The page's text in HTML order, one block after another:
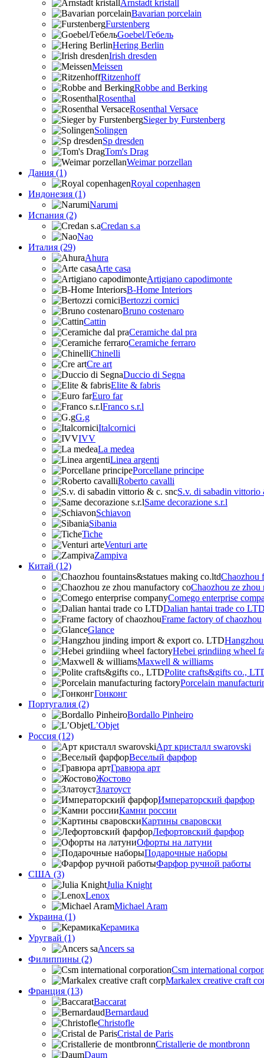
Arnstadt kristall
Bavarian porcelain
Furstenberg
Goebel/Гебель
Hering Berlin
Irish dresden
Meissen
Ritzenhoff
Robbe and Berking
Rosenthal
Rosenthal Versace
Sieger by Furstenberg
Solingen
Sp dresden
Tom's Drag
Weimar porzellan
Дания (1)
Royal copenhagen
Индонезия (1)
Narumi
Испания (2)
Credan s.a
Nao
Италия (29)
Ahura
Arte casa
Artigiano capodimonte
B-Home Interiors
Bertozzi cornici
Bruno costenaro
Cattin
Ceramiche dal pra
Ceramiche ferraro
Chinelli
Cre art
Duccio di Segna
Elite & fabris
Euro far
Franco s.r.l
G.g
Italcornici
IVV
La medea
Linea argenti
Porcellane principe
Roberto cavalli
S.v. di sabadin vittorio
Same decorazione s.r.l
Schiavon
Sibania
Tiche
Venturi arte
Zampiva
Китай (12)
Chaozhou
Chaozhou ze zhou
Comego enterprise
Dalian hantai trade co LTD
Frame factory of chaozhou
Glance
Hebei grindiing wheel
Maxwell & williams
Polite crafts&gifts co.,
Porcelain
Гонконг
Португалия (2)
Bordallo Pinheiro
L’Objet
Россия (12)
Арт кристалл swarovski
Веселый фарфор
Гравюра арт
Жостово
Златоуст
Императорский фарфор
Камни россии
Картины сваровски
Лефортовский фарфор
Офорты на латуни
Подарочные наборы
Фарфор ручной работы
США (3)
Julia Knight
Lenox
Michael Aram
Украина (1)
Керамика
Уругвай (1)
Ancers sa
Филиппины (2)
Csm international
Markalex creative craft
Франция (13)
Baccarat
Bernardaud
Christofle
Cristal de Paris
Cristallerie de montbronn
Daum